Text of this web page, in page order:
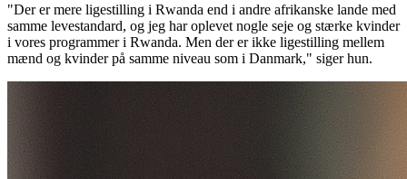
"Der er mere ligestilling i Rwanda end i andre afrikanske lande med
samme levestandard, og jeg har oplevet nogle seje og stærke kvinder
i vores programmer i Rwanda. Men der er ikke ligestilling mellem
mænd og kvinder på samme niveau som i Danmark," siger hun.